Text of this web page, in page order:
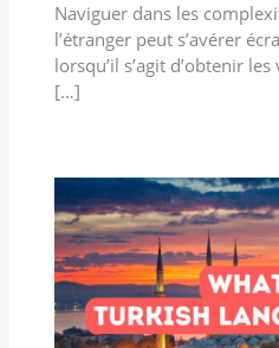
Naviguer dans les
l’étranger peut s’avérer
lorsqu’il s’agit d’obtenir
[…]